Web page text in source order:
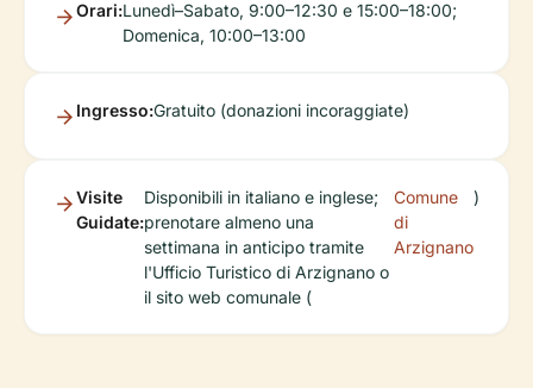
Orari:Lunedì–Sabato, 9:00–12:30 e 15:00–18:00;
Domenica, 10:00–13:00
Ingresso:Gratuito (donazioni incoraggiate)
Visite
Guidate:
Disponibili in italiano e inglese;
prenotare almeno una
settimana in anticipo tramite
l'Ufficio Turistico di Arzignano o
il sito web comunale (
Comune
di
Arzignano
)